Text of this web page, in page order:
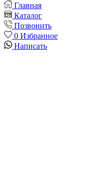
Главная
Каталог
Позвонить
0 Избранное
Написать